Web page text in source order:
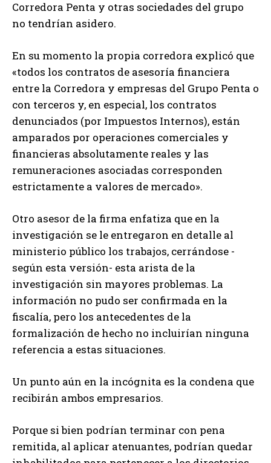
Corredora Penta y otras sociedades del grupo
no tendrían asidero.
En su momento la propia corredora explicó que
«todos los contratos de asesoría financiera
entre la Corredora y empresas del Grupo Penta o
con terceros y, en especial, los contratos
denunciados (por Impuestos Internos), están
amparados por operaciones comerciales y
financieras absolutamente reales y las
remuneraciones asociadas corresponden
estrictamente a valores de mercado».
Otro asesor de la firma enfatiza que en la
investigación se le entregaron en detalle al
ministerio público los trabajos, cerrándose -
según esta versión- esta arista de la
investigación sin mayores problemas. La
información no pudo ser confirmada en la
fiscalía, pero los antecedentes de la
formalización de hecho no incluirían ninguna
referencia a estas situaciones.
Un punto aún en la incógnita es la condena que
recibirán ambos empresarios.
Porque si bien podrían terminar con pena
remitida, al aplicar atenuantes, podrían quedar